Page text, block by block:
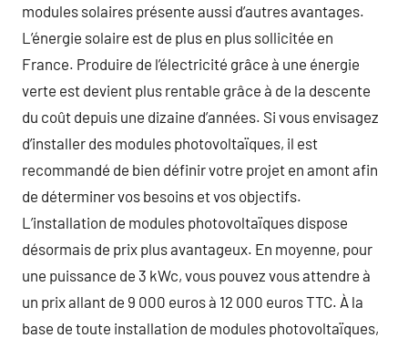
modules solaires présente aussi d’autres avantages.
L’énergie solaire est de plus en plus sollicitée en
France. Produire de l’électricité grâce à une énergie
verte est devient plus rentable grâce à de la descente
du coût depuis une dizaine d’années. Si vous envisagez
d’installer des modules photovoltaïques, il est
recommandé de bien définir votre projet en amont afin
de déterminer vos besoins et vos objectifs.
L’installation de modules photovoltaïques dispose
désormais de prix plus avantageux. En moyenne, pour
une puissance de 3 kWc, vous pouvez vous attendre à
un prix allant de 9 000 euros à 12 000 euros TTC. À la
base de toute installation de modules photovoltaïques,